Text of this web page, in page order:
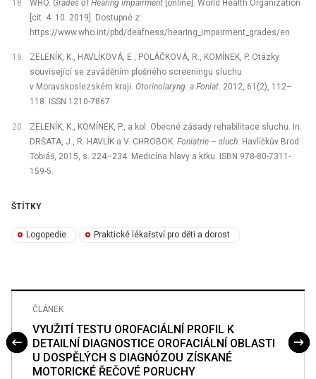
WHO. Grades of Hearing impairment[online]. World Health Organization
[cit. 4. 10. 2019]. Dostupné z:
https://www.who.int/pbd/deafness/hearing_impairment_grades/en
ZELENÍK, K., HAVLÍKOVÁ, E., POLÁČKOVÁ, R., KOMÍNEK, P. Otázky
související se zaváděním plošného screeningu sluchu
v Moravskoslezském kraji. Otorinolaryng. a Foniat. 2012, 61(2), 112–
118. ISSN 1210-7867.
ZELENÍK, K., KOMÍNEK, P., a kol. Obecné zásady rehabilitace sluchu. In:
DRŠATA, J., R. HAVLÍK a V. CHROBOK. Foniatrie –⁠ sluch. Havlíčkův Brod:
Tobiáš, 2015, s. 224–234. Medicína hlavy a krku. ISBN 978-80-7311-
159-5.
ŠTÍTKY
Logopedie Praktické lékařství pro děti a dorost
ČLÁNEK
VYUŽITÍ TESTU OROFACIÁLNÍ PROFIL K
DETAILNÍ DIAGNOSTICE OROFACIÁLNÍ OBLASTI
U DOSPĚLÝCH S DIAGNÓZOU ZÍSKANÉ
MOTORICKÉ ŘEČOVÉ PORUCHY